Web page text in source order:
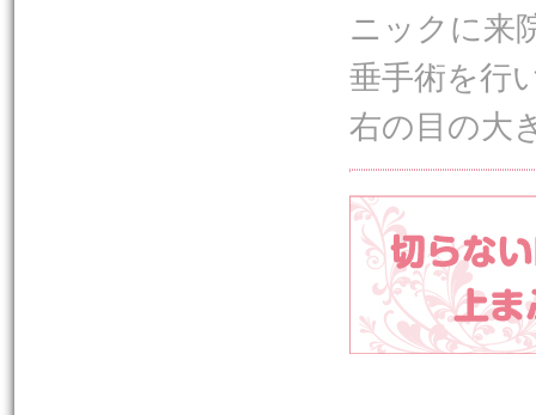
ニックに来
垂手術を行
右の目の大